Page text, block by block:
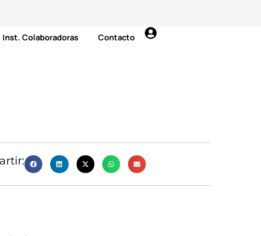
Inst. Colaboradoras Contacto